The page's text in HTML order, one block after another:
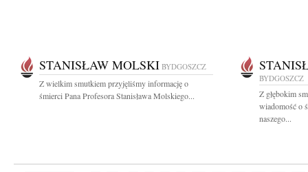
STANISŁAW MOLSKI BYDGOSZCZ
Z wielkim smutkiem przyjęliśmy informację o
śmierci Pana Profesora Stanisława Molskiego...
BYDGOSZCZ
Z głębokim
wiadomość o
naszego...